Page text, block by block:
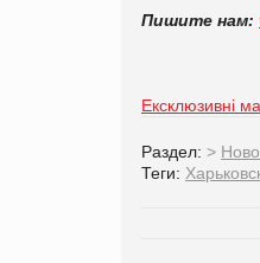
Пишите нам:
Ексклюзивні
Раздел: >
Теги: